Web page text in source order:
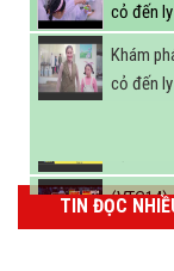
cỏ đến
Khám
cỏ đến
FBNC -
sữa
(VTC14)
miễn
TIN ĐỌC